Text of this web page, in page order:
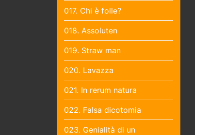
017. Chi è folle?
018. Assoluten
019. Straw man
020. Lavazza
021. In rerum natura
022. Falsa dicotomia
023. Genialità di un